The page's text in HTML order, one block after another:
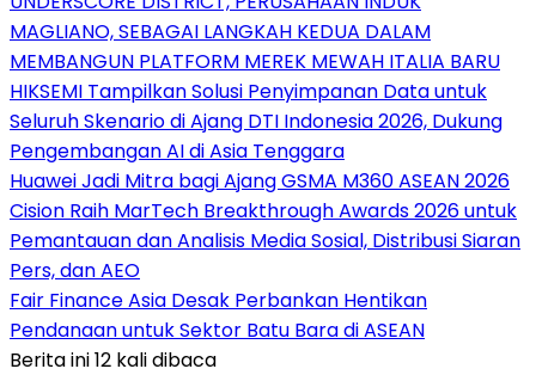
MAGLIANO, SEBAGAI LANGKAH KEDUA DALAM
MEMBANGUN PLATFORM MEREK MEWAH ITALIA BARU
HIKSEMI Tampilkan Solusi Penyimpanan Data untuk
Seluruh Skenario di Ajang DTI Indonesia 2026, Dukung
Pengembangan AI di Asia Tenggara
Huawei Jadi Mitra bagi Ajang GSMA M360 ASEAN 2026
Cision Raih MarTech Breakthrough Awards 2026 untuk
Pemantauan dan Analisis Media Sosial, Distribusi Siaran
Pers, dan AEO
Fair Finance Asia Desak Perbankan Hentikan
Pendanaan untuk Sektor Batu Bara di ASEAN
Berita ini 12 kali dibaca